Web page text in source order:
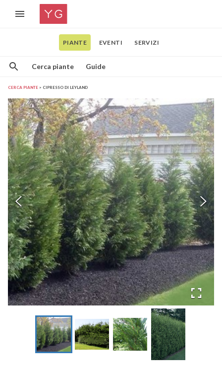
PIANTE EVENTI SERVIZI
Cerca piante Guide
CERCA PIANTE CIPRESSO DI LEYLAND